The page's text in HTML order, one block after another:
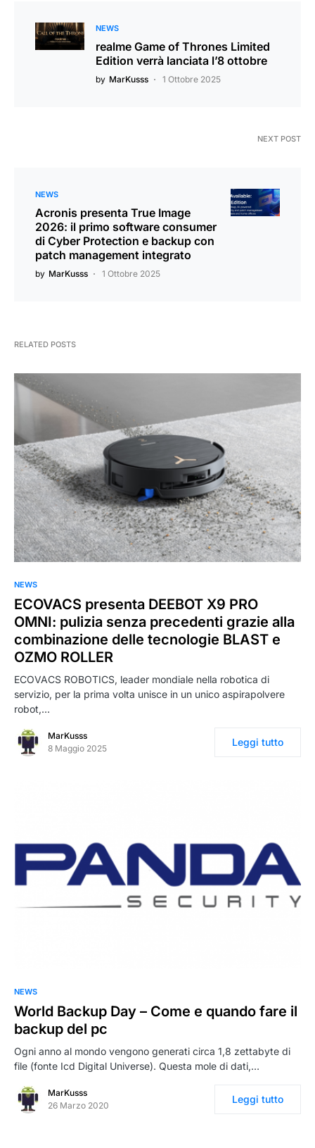
NEWS
realme Game of Thrones Limited
Edition verrà lanciata l’8 ottobre
by MarKusss 1 Ottobre 2025
NEXT POST
NEWS
Acronis presenta True Image
2026: il primo software consumer
di Cyber Protection e backup con
patch management integrato
by MarKusss 1 Ottobre 2025
RELATED POSTS
NEWS
ECOVACS presenta DEEBOT X9 PRO
OMNI: pulizia senza precedenti grazie alla
combinazione delle tecnologie BLAST e
OZMO ROLLER
ECOVACS ROBOTICS, leader mondiale nella robotica di
servizio, per la prima volta unisce in un unico aspirapolvere
robot,…
MarKusss
8 Maggio 2025
Leggi tutto
NEWS
World Backup Day – Come e quando fare il
backup del pc
Ogni anno al mondo vengono generati circa 1,8 zettabyte di
file (fonte Icd Digital Universe). Questa mole di dati,…
MarKusss
26 Marzo 2020
Leggi tutto